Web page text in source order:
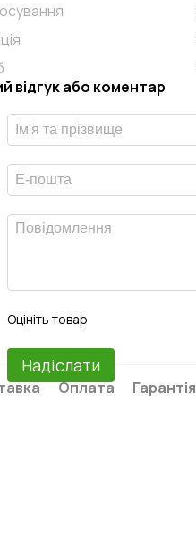
відгук або коментар
Оцініть товар
Надіслати
Оплата Гарантія